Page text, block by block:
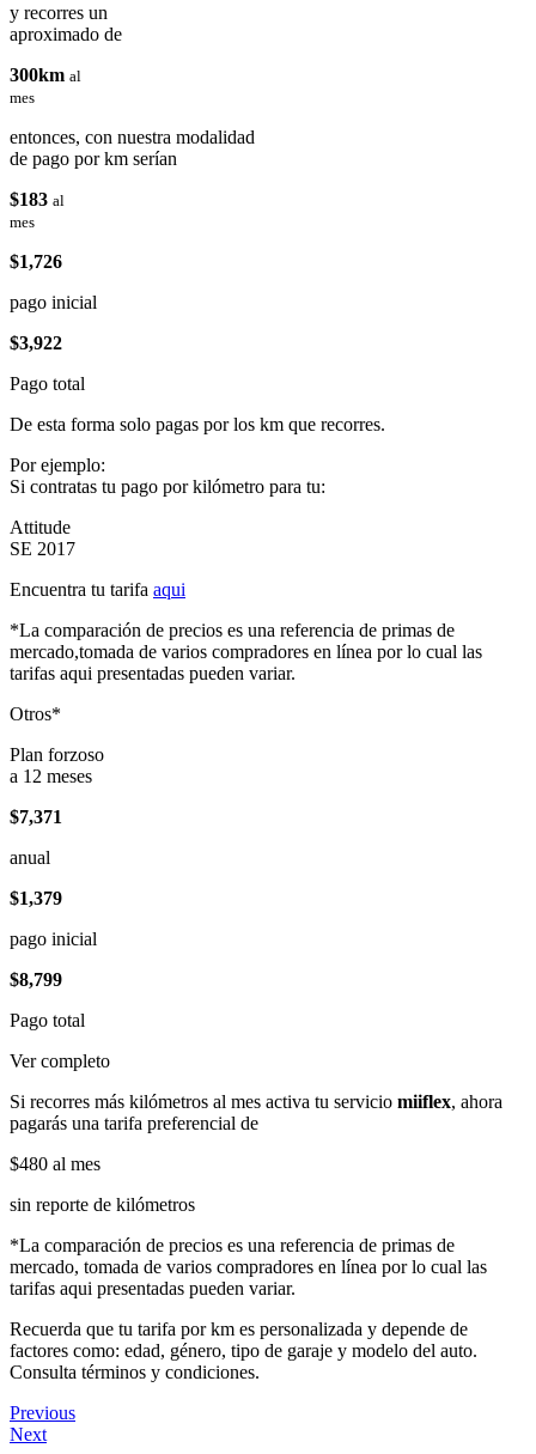
y recorres un
aproximado de
300km al
mes
entonces, con nuestra modalidad
de pago por km serían
$183 al
mes
$1,726
pago inicial
$3,922
Pago total
De esta forma solo pagas por los km que recorres.
Por ejemplo:
Si contratas tu pago por kilómetro para tu:
Attitude
SE 2017
Encuentra tu tarifa aqui
*La comparación de precios es una referencia de primas de
mercado,tomada de varios compradores en línea por lo cual las
tarifas aqui presentadas pueden variar.
Otros*
Plan forzoso
a 12 meses
$7,371
anual
$1,379
pago inicial
$8,799
Pago total
Ver completo
Si recorres más kilómetros al mes activa tu servicio miiflex, ahora
pagarás una tarifa preferencial de
$480 al mes
sin reporte de kilómetros
*La comparación de precios es una referencia de primas de
mercado, tomada de varios compradores en línea por lo cual las
tarifas aqui presentadas pueden variar.
Recuerda que tu tarifa por km es personalizada y depende de
factores como: edad, género, tipo de garaje y modelo del auto.
Consulta términos y condiciones.
Previous
Next